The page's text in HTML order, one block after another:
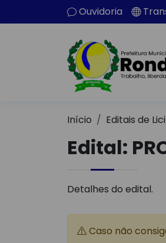
Ouvidoria
Início Editais de
Edital:
Detalhes do edital.
Caso não